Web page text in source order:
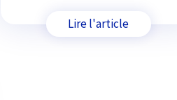
Lire l'article